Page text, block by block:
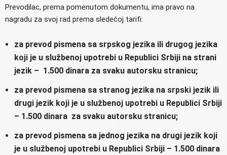
Prevodilac, prema pomenutom dokumentu, ima pravo na
nagradu za svoj rad prema sledećoj tarifi:
za prevod pismena sa srpskog jezika ili drugog jezika
koji je u službenoj upotrebi u Republici Srbiji na strani
jezik – 1.500 dinara za svaku autorsku stranicu;
za prevod pismena sa stranog jezika na srpski jezik ili
drugi jezik koji je u službenoj upotrebi u Republici Srbiji
– 1.500 dinara za svaku autorsku stranicu;
za prevod pismena sa jednog jezika na drugi jezik koji
je u službenoj upotrebi u Republici Srbiji – 1.500 dinara